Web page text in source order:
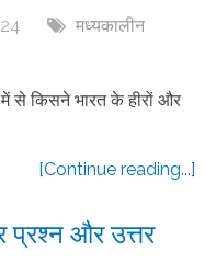
मध्यकालीन
से किसने भारत के हीरों और
[Continue reading...]
प्रश्न और उत्तर